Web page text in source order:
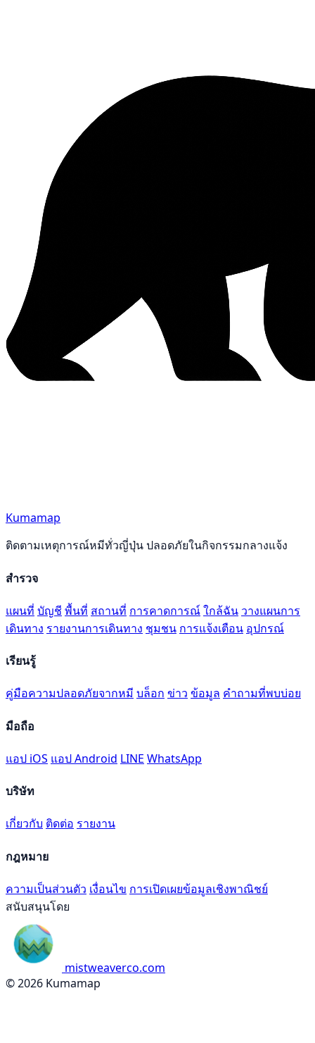
Kumamap
ติดตามเหตุการณ์หมีทั่วญี่ปุ่น ปลอดภัยในกิจกรรมกลางแจ้ง
สำรวจ
แผนที่ บัญชี พื้นที่ สถานที่ การคาดการณ์ใกล้ฉัน วางแผนการ
เดินทาง รายงานการเดินทาง ชุมชน การแจ้งเตือน อุปกรณ์
เรียนรู้
คู่มือความปลอดภัยจากหมี บล็อก ข่าว ข้อมูล คำถามที่พบบ่อย
มือถือ
แอป iOS แอป Android LINE WhatsApp
บริษัท
เกี่ยวกับ ติดต่อ รายงาน
กฎหมาย
ความเป็นส่วนตัว เงื่อนไข การเปิดเผยข้อมูลเชิงพาณิชย์
สนับสนุนโดย
mistweaverco.com
© 2026 Kumamap